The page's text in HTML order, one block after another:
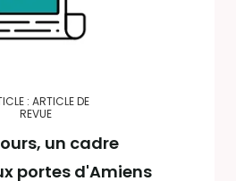
: ARTICLE DE
REVUE
un cadre
portes d'Amiens